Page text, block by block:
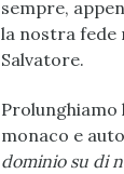
sempre,
la nostra fede
Salvatore.
Prolunghiamo
monaco e
dominio su di